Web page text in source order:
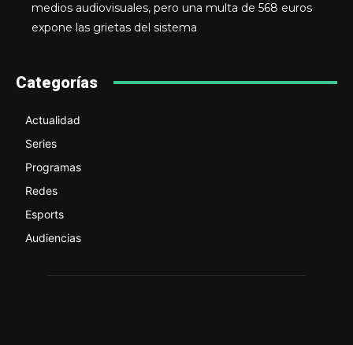
medios audiovisuales, pero una multa de 568 euros
expone las grietas del sistema
Categorías
Actualidad
Series
Programas
Redes
Esports
Audiencias